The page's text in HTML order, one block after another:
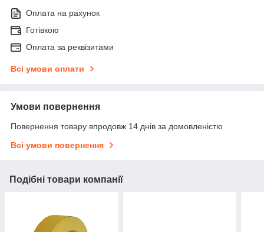
Оплата на рахунок
Готівкою
Оплата за реквізитами
Всі умови оплати
Умови повернення
Повернення товару впродовж 14 днів за домовленістю
Всі умови повернення
Подібні товари компанії